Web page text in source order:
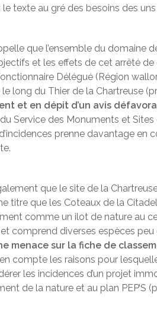
le texte au gré des besoins des
que l’ensemble du domaine
et les effets de cet arrêté
Délégué (Région
long du Thier de la Chartreuse
et en dépit d’un avis
Service des Monuments et
prenne davantage
que le site de la
titre que les Coteaux de la
comme un ilot de nature au
comprend diverses espèces
menace sur la fiche de
compte les raisons pour
les incidences d’un projet
de la nature et au plan PEP’S